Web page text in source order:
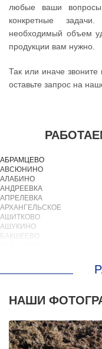
любые ваши
конкретные
необходимый объем
продукции вам нужно.
Так или иначе
оставьте запрос на
АБРАМЦЕВО
АВСЮНИНО
АЛАБИНО
АНДРЕЕВКА
АПРЕЛЕВКА
АРХАНГЕЛЬСКОЕ
АШИТКОВО
АШУКИНО
БАКШЕЕВО
БЕЛООЗЕРСКИЙ
БОГОРОДСКОЕ
БОЛЬШИЕ ДВОРЫ
БОЛЬШОЕ БУНЬКОВО
БОРОДИНО
НАШИ